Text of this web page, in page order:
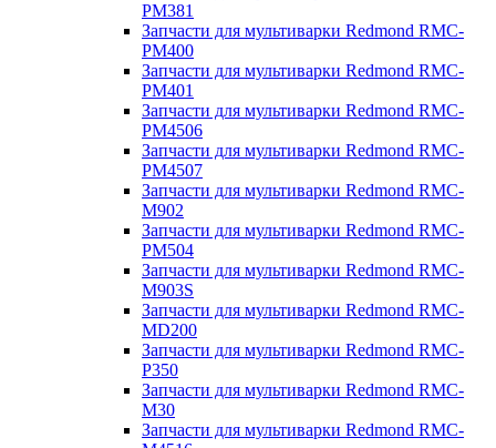
PM381
Запчасти для мультиварки Redmond RMC-
PM400
Запчасти для мультиварки Redmond RMC-
PM401
Запчасти для мультиварки Redmond RMC-
PM4506
Запчасти для мультиварки Redmond RMC-
PM4507
Запчасти для мультиварки Redmond RMC-
M902
Запчасти для мультиварки Redmond RMC-
PM504
Запчасти для мультиварки Redmond RMC-
M903S
Запчасти для мультиварки Redmond RMC-
MD200
Запчасти для мультиварки Redmond RMC-
P350
Запчасти для мультиварки Redmond RMC-
M30
Запчасти для мультиварки Redmond RMC-